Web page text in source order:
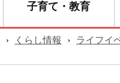
子育て・教育
› くらし情報 › ライフイ